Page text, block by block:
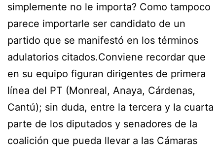
simplemente no le importa? Como tampoco
parece importarle ser candidato de un
partido que se manifestó en los términos
adulatorios citados.Conviene recordar que
en su equipo figuran dirigentes de primera
línea del PT (Monreal, Anaya, Cárdenas,
Cantú); sin duda, entre la tercera y la cuarta
parte de los diputados y senadores de la
coalición que pueda llevar a las Cámaras